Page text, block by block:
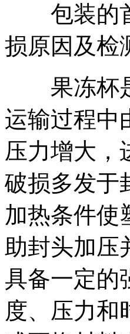
包装的首
损原因及检
果冻杯是
运输过程中
压力增大，
破损多发于
加热条件使
助封头加压
具备一定的
度、压力和